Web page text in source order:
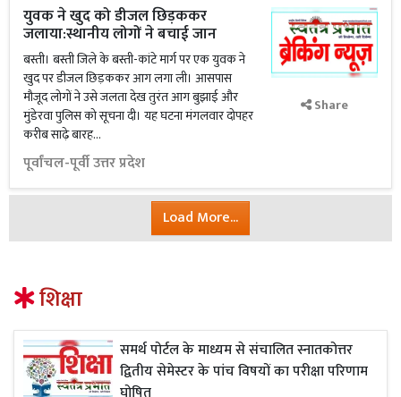
युवक ने खुद को डीजल छिड़ककर
जलाया:स्थानीय लोगों ने बचाई जान
बस्ती। बस्ती जिले के बस्ती-कांटे मार्ग पर एक युवक ने
खुद पर डीजल छिड़ककर आग लगा ली। आसपास
मौजूद लोगों ने उसे जलता देख तुरंत आग बुझाई और
मुंडेरवा पुलिस को सूचना दी। यह घटना मंगलवार दोपहर
करीब साढ़े बारह...
पूर्वांचल-पूर्वी उत्तर प्रदेश
Share
Load More...
शिक्षा
समर्थ पोर्टल के माध्यम से संचालित स्नातकोत्तर
द्वितीय सेमेस्टर के पांच विषयों का परीक्षा परिणाम